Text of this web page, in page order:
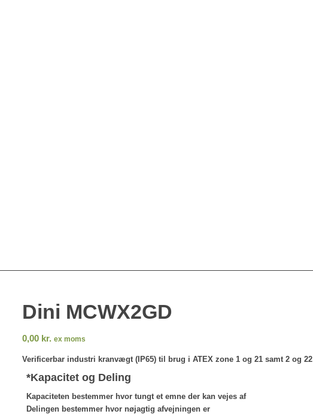
Dini MCWX2GD
0,00 kr. ex moms
Verificerbar industri kranvægt (IP65) til brug i ATEX zone 1 og 21 samt 2 og 22
*Kapacitet og Deling
Kapaciteten bestemmer hvor tungt et emne der kan vejes af
Delingen bestemmer hvor nøjagtig afvejningen er